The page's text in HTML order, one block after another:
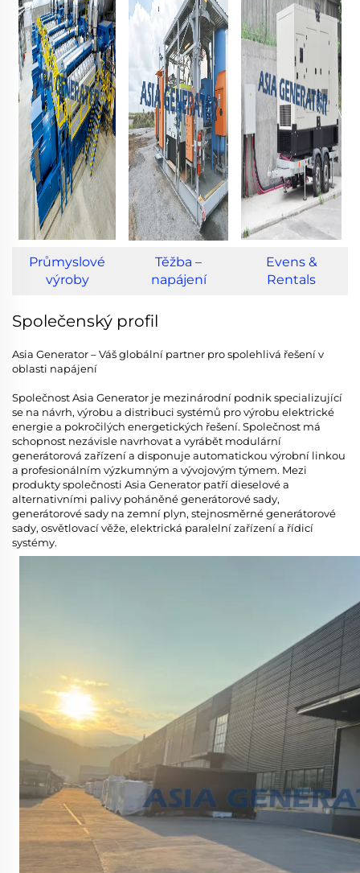
Průmyslové
výroby
Těžba –
napájení
Evens &
Rentals
Společenský profil
Asia Generator – Váš globální partner pro spolehlivá řešení v
oblasti napájení
Společnost Asia Generator je mezinárodní podnik specializující
se na návrh, výrobu a distribuci systémů pro výrobu elektrické
energie a pokročilých energetických řešení. Společnost má
schopnost nezávisle navrhovat a vyrábět modulární
generátorová zařízení a disponuje automatickou výrobní linkou
a profesionálním výzkumným a vývojovým týmem. Mezi
produkty společnosti Asia Generator patří dieselové a
alternativními palivy poháněné generátorové sady,
generátorové sady na zemní plyn, stejnosměrné generátorové
sady, osvětlovací věže, elektrická paralelní zařízení a řídicí
systémy.